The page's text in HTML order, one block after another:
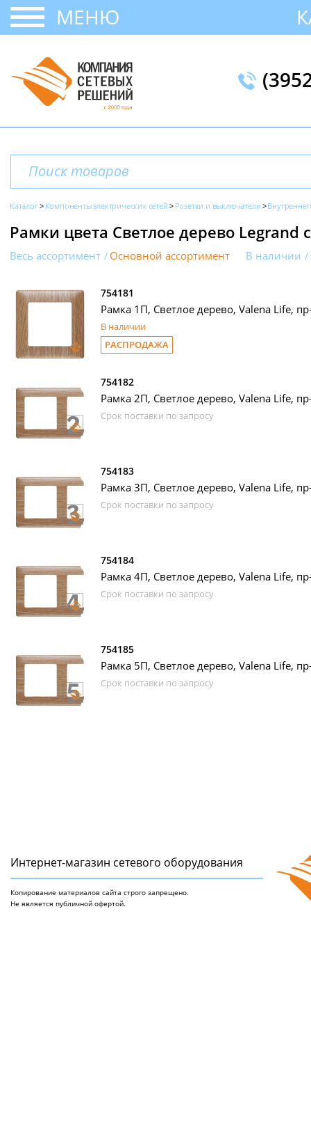
МЕНЮ
Каталог Компоненты электрических сетей Розетки и выключатели
Рамки цвета Светлое дерево Legrand
Весь ассортимент Основной ассортимент В наличии
754181
Рамка 1П, Светлое дерево, Valena Life,
В наличии
РАСПРОДАЖА
754182
Рамка 2П, Светлое дерево, Valena Life,
Срок поставки по запросу
754183
Рамка 3П, Светлое дерево, Valena Life,
Срок поставки по запросу
754184
Рамка 4П, Светлое дерево, Valena Life,
Срок поставки по запросу
754185
Рамка 5П, Светлое дерево, Valena Life,
Срок поставки по запросу
Интернет-магазин сетeвого оборудования
Копирование материалов сайта строго запрещено.
Не является публичной офертой.